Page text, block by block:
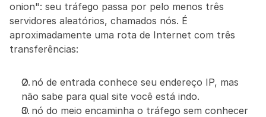
onion": seu tráfego passa por pelo menos três
servidores aleatórios, chamados nós. É
aproximadamente uma rota de Internet com três
transferências:
O nó de entrada conhece seu endereço IP, mas
não sabe para qual site você está indo.
O nó do meio encaminha o tráfego sem conhecer